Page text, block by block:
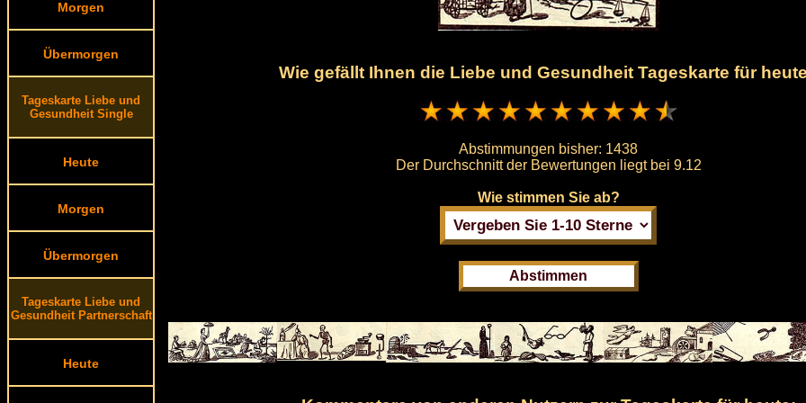
Morgen
Übermorgen
Tageskarte Liebe und
Gesundheit Single
Heute
Morgen
Übermorgen
Tageskarte Liebe und
Gesundheit Partnerschaft
Heute
Wie gefällt Ihnen die Liebe und Gesundheit Tageskarte für
Abstimmungen bisher: 1438
Der Durchschnitt der Bewertungen liegt bei 9.12
Wie stimmen Sie ab?